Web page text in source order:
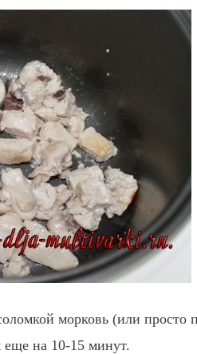
морковь (или просто
еще на 10-15 минут.